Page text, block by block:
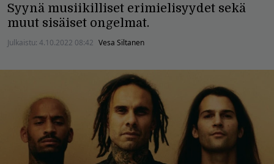
Syynä musiikilliset erimielisyydet sekä
muut sisäiset ongelmat.
Julkaistu: 4.10.2022 08:42 Vesa Siltanen